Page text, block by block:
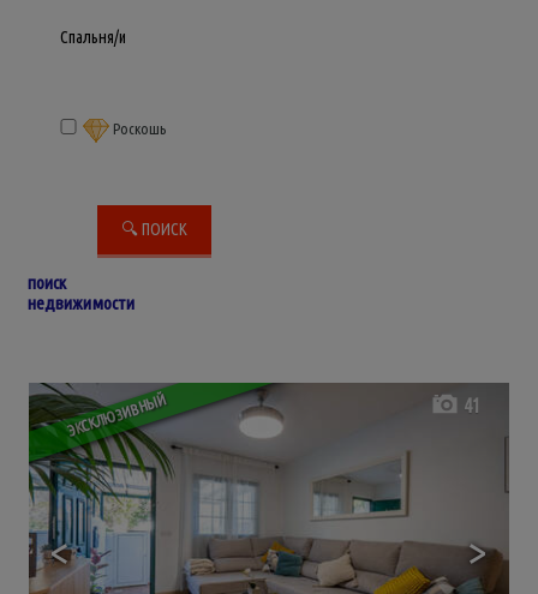
Роскошь
поиск
недвижимости
ЭКСКЛЮЗИВНЫЙ
< >
41